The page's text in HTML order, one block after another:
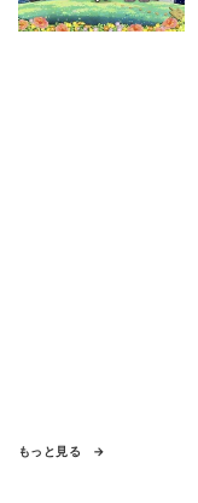
もっと見る